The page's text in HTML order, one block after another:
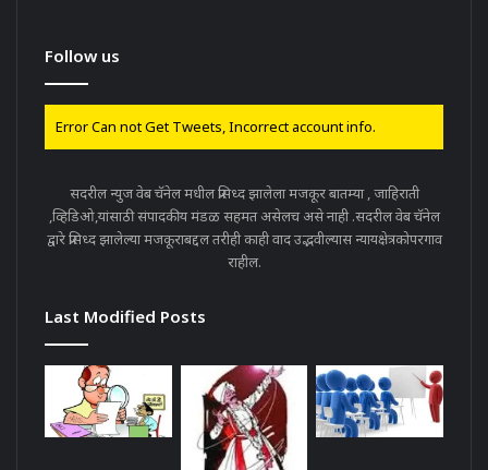
Follow us
Error Can not Get Tweets, Incorrect account info.
सदरील न्युज वेब चॅनेल मधील प्रसिध्द झालेला मजकूर बातम्या , जाहिराती
,व्हिडिओ,यांसाठी संपादकीय मंडळ सहमत असेलच असे नाही .सदरील वेब चॅनेल
द्वारे प्रसिध्द झालेल्या मजकूराबद्दल तरीही काही वाद उद्भवील्यास न्यायक्षेत्रकोपरगाव
राहील.
Last Modified Posts